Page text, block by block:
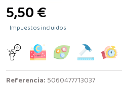
5,50 €
Impuestos incluidos
Referencia: 5060477713037